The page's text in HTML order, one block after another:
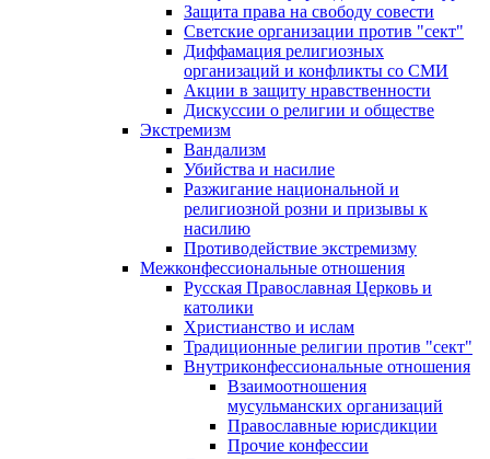
Защита права на свободу совести
Светские организации против "сект"
Диффамация религиозных
организаций и конфликты со СМИ
Акции в защиту нравственности
Дискуссии о религии и обществе
Экстремизм
Вандализм
Убийства и насилие
Разжигание национальной и
религиозной розни и призывы к
насилию
Противодействие экстремизму
Межконфессиональные отношения
Русская Православная Церковь и
католики
Христианство и ислам
Традиционные религии против "сект"
Внутриконфессиональные отношения
Взаимоотношения
мусульманских организаций
Православные юрисдикции
Прочие конфессии